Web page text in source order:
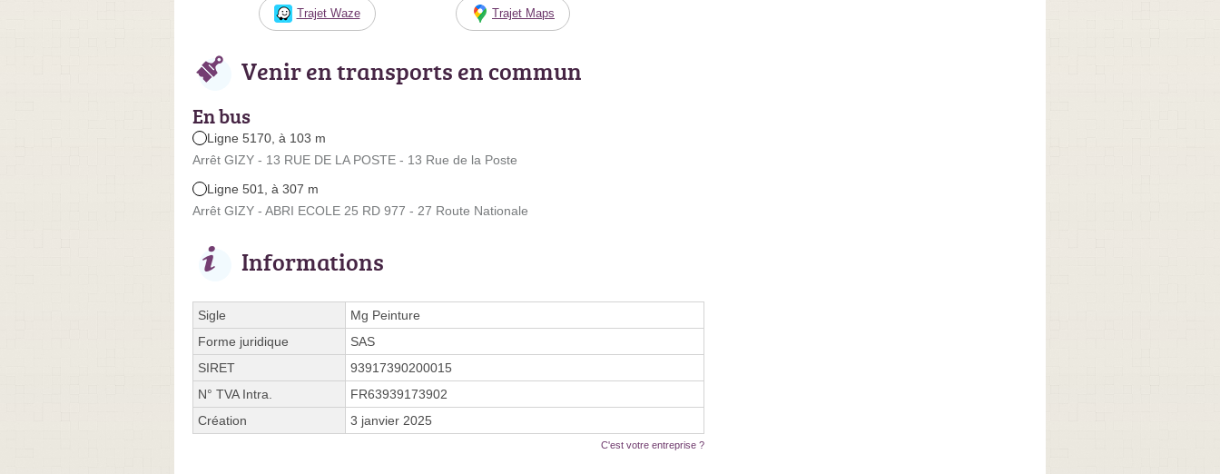
Trajet Waze Trajet Maps
Venir en transports en commun
En bus
Ligne 5170, à 103 m
Arrêt GIZY - 13 RUE DE LA POSTE - 13 Rue de la Poste
Ligne 501, à 307 m
Arrêt GIZY - ABRI ECOLE 25 RD 977 - 27 Route Nationale
Informations
Sigle
Mg Peinture
Forme juridique
SAS
SIRET
93917390200015
N° TVA Intra.
FR63939173902
Création
3 janvier 2025
C'est votre entreprise ?